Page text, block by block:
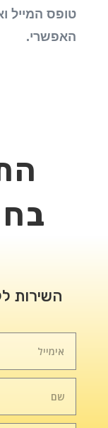
טופס המייל
האפשרי.
השירות